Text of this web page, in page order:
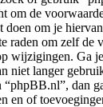
om de
doen om je
raden om zelf de
wijzigingen. Ga
niet langer
dan
en of